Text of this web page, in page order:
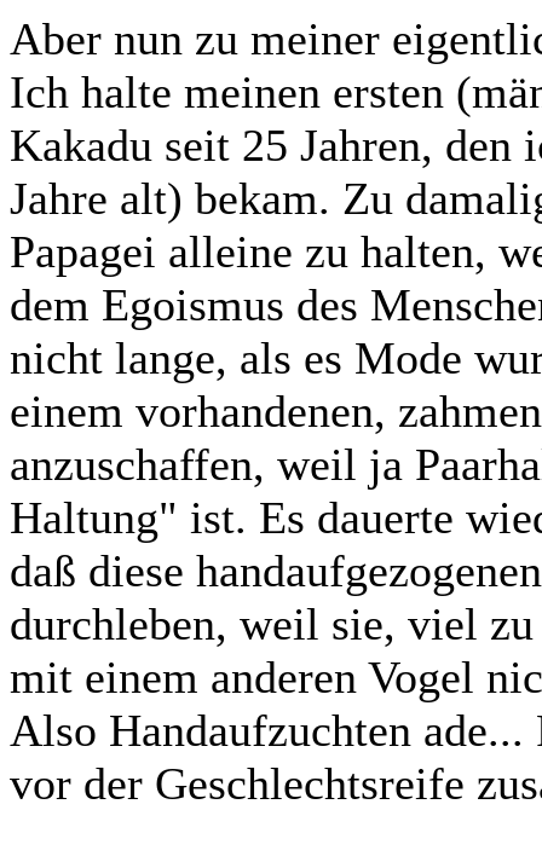
Aber nun zu meiner
Ich halte meinen ersten
Kakadu seit 25 Jahren, den
Jahre alt) bekam. Zu
Papagei alleine zu halten,
dem Egoismus des
nicht lange, als es Mode
einem vorhandenen,
anzuschaffen, weil ja
Haltung" ist. Es dauerte
daß diese
durchleben, weil sie, viel
mit einem anderen Vogel
Also Handaufzuchten
vor der Geschlechtsreife